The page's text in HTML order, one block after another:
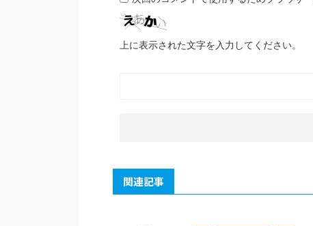
上に表示された文字を入力してください。
関連記事